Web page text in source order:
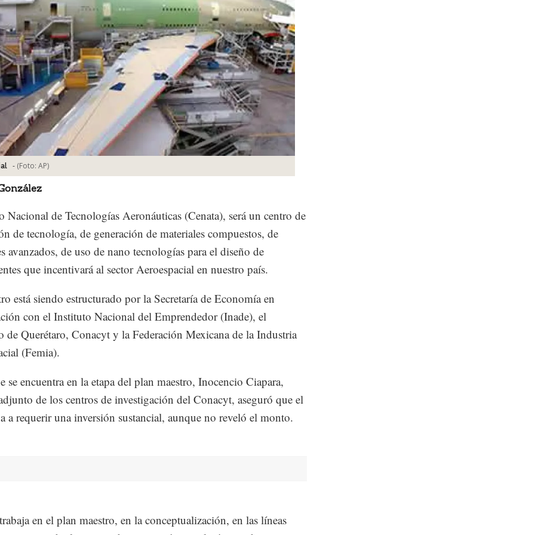
- (Foto: AP)
Nacional de Tecnologías Aeronáuticas (Cenata), será un centro de
de tecnología, de generación de materiales compuestos, de
avanzados, de uso de nano tecnologías para el diseño de
que incentivará al sector Aeroespacial en nuestro país.
está siendo estructurado por la Secretaría de Economía en
con el Instituto Nacional del Emprendedor (Inade), el
de Querétaro, Conacyt y la Federación Mexicana de la Industria
(Femia).
se encuentra en la etapa del plan maestro, Inocencio Ciapara,
de los centros de investigación del Conacyt, aseguró que el
a requerir una inversión sustancial, aunque no reveló el monto.
en el plan maestro, en la conceptualización, en las líneas